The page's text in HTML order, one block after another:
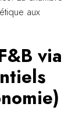
aux
via